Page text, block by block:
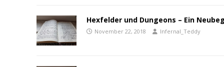
Hexfelder und Dungeons – Ein
November 22, 2018 Infernal_Teddy